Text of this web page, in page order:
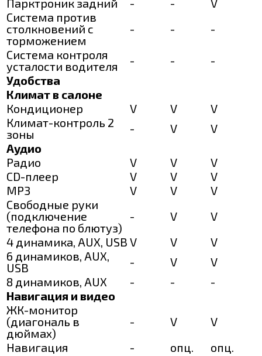
Парктроник задний - -
V
Система против
столкновений с
торможением
- -
-
Система контроля
усталости водителя
- -
-
Удобства
Климат в салоне
Кондиционер
V V
V
Климат-контроль 2
зоны
- V
V
Аудио
Радио
V V
V
CD-плеер
V V
V
MP3
V V
V
Свободные руки
(подключение
телефона по блютуз)
- V
V
4 динамика, AUX, USB V V
V
6 динамиков, AUX,
USB
- V
V
8 динамиков, AUX
- -
-
Навигация и видео
ЖК-монитор
(диагональ в
дюймах)
- V
V
Навигация
- опц.
опц.